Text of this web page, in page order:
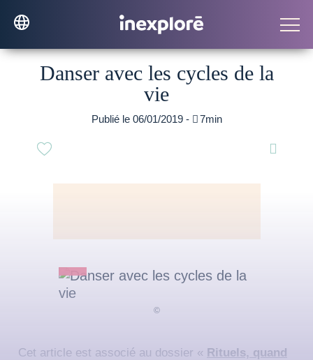
Danser avec les cycles de la
vie
Publié le 06/01/2019 - 7min

Cet article est associé au dossier « Rituels, quand